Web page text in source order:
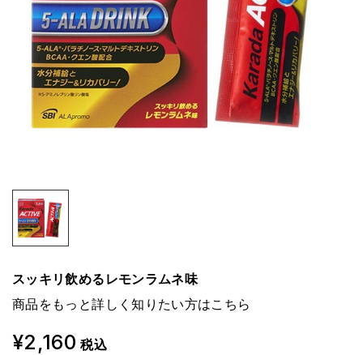
スッキリ飲めるレモンラムネ味
商品をもっと詳しく知りたい方はこちら
¥2,160 税込